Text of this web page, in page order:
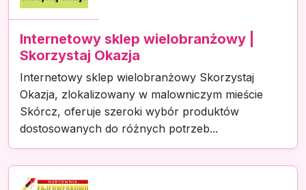
Internetowy sklep wielobranżowy |
Skorzystaj Okazja
Internetowy sklep wielobranżowy Skorzystaj
Okazja, zlokalizowany w malowniczym mieście
Skórcz, oferuje szeroki wybór produktów
dostosowanych do różnych potrzeb...